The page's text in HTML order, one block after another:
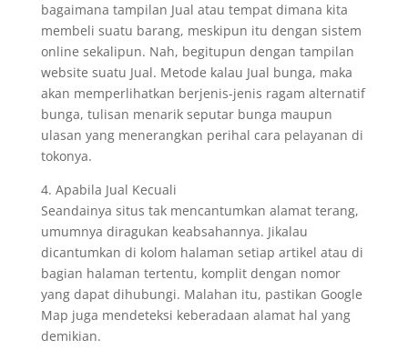
bagaimana tampilan Jual atau tempat dimana kita
membeli suatu barang, meskipun itu dengan sistem
online sekalipun. Nah, begitupun dengan tampilan
website suatu Jual. Metode kalau Jual bunga, maka
akan memperlihatkan berjenis-jenis ragam alternatif
bunga, tulisan menarik seputar bunga maupun
ulasan yang menerangkan perihal cara pelayanan di
tokonya.
4. Apabila Jual Kecuali
Seandainya situs tak mencantumkan alamat terang,
umumnya diragukan keabsahannya. Jikalau
dicantumkan di kolom halaman setiap artikel atau di
bagian halaman tertentu, komplit dengan nomor
yang dapat dihubungi. Malahan itu, pastikan Google
Map juga mendeteksi keberadaan alamat hal yang
demikian.